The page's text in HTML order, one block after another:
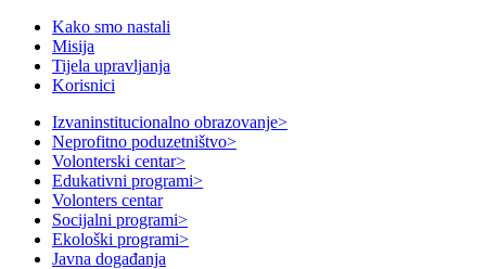
Kako smo nastali
Misija
Tijela upravljanja
Korisnici
Izvaninstitucionalno obrazovanje>
Neprofitno poduzetništvo>
Volonterski centar>
Edukativni programi>
Volonters centar
Socijalni programi>
Ekološki programi>
Javna događanja